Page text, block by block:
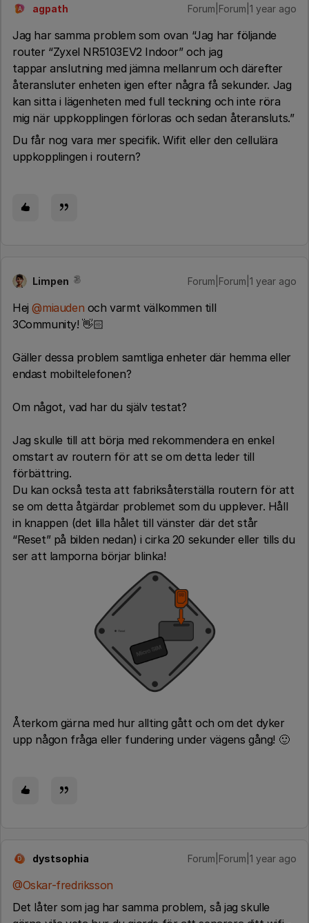
A agpath Forum|Forum|1 year ago
Jag har samma problem som ovan “Jag har följande
router “Zyxel NR5103EV2 Indoor” och jag
tappar anslutning med jämna mellanrum och därefter
återansluter enheten igen efter några få sekunder. Jag
kan sitta i lägenheten med full teckning och inte röra
mig när uppkopplingen förloras och sedan återansluts.”
Du får nog vara mer specifik. Wifit eller den cellulära
uppkopplingen i routern?
Limpen Forum|Forum|1 year ago
Hej ​@miauden och varmt välkommen till
3Community! 👋🏻
Gäller dessa problem samtliga enheter där hemma eller
endast mobiltelefonen?
Om något, vad har du själv testat?
Jag skulle till att börja med rekommendera en enkel
omstart av routern för att se om detta leder till
förbättring.
Du kan också testa att fabriksåterställa routern för att
se om detta åtgärdar problemet som du upplever. Håll
in knappen (det lilla hålet till vänster där det står
“Reset” på bilden nedan) i cirka 20 sekunder eller tills du
ser att lamporna börjar blinka!
Återkom gärna med hur al​lting gått och om det dyker
upp någon fråga eller fundering under vägens gång! 🙂​​​​​​
D dystsophia Forum|Forum|1 year ago
@Oskar-fredriksson
Det låter som jag har samma problem, så jag skulle